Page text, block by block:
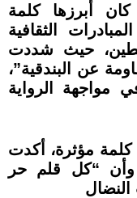
أبرزها كلمة
الثقافية
حيث شددت
عن البندقية”،
مواجهة الرواية
كلمة مؤثرة، أكدت
“كل قلم حر